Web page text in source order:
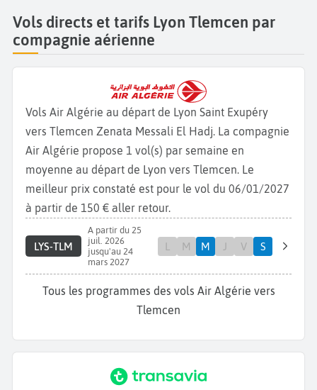
Vols directs et tarifs Lyon Tlemcen par
compagnie aérienne
Vols Air Algérie au départ de Lyon Saint Exupéry
vers Tlemcen Zenata Messali El Hadj. La compagnie
Air Algérie propose 1 vol(s) par semaine en
moyenne au départ de Lyon vers Tlemcen. Le
meilleur prix constaté est pour le vol du 06/01/2027
à partir de 150 € aller retour.
LYS-TLM
A partir du 25
juil. 2026
jusqu'au 24
mars 2027
L M M J V S
Tous les programmes des vols Air Algérie vers
Tlemcen